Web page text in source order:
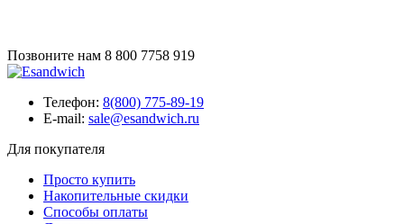
Позвоните нам 8 800 7758 919
Телефон: 8(800) 775-89-19
E-mail: sale@esandwich.ru
Для покупателя
Просто купить
Накопительные скидки
Способы оплаты